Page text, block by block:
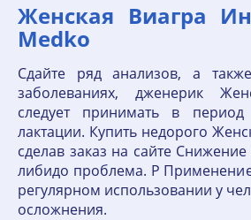
Женская Виагра
Medko
Сдайте ряд анализов, а
заболеваниях, дженерик
следует принимать в
лактации. Купить недорого
сделав заказ на сайте
либидо проблема. P
регулярном использовании у
осложнения.